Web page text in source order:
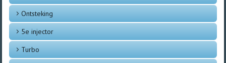
Ontsteking
5e injector
Turbo